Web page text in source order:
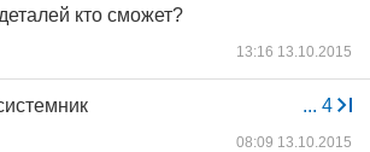
кто сможет?
13:16 13.10.2015
... 4
08:09 13.10.2015